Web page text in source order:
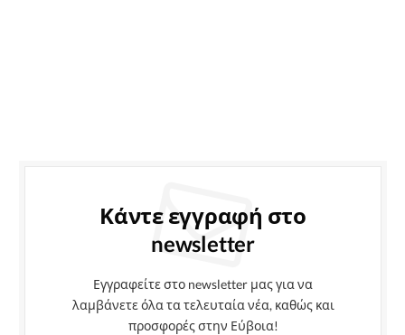
Κάντε εγγραφή στο
newsletter
Εγγραφείτε στο newsletter μας για να
λαμβάνετε όλα τα τελευταία νέα, καθώς και
προσφορές στην Εύβοια!